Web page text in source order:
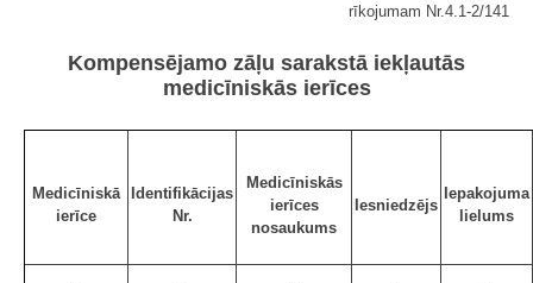
rīkojumam Nr.4.1-2/141
Kompensējamo zāļu sarakstā iekļautās
medicīniskās ierīces
Medicīniskā
ierīce
Identifikācijas
Nr.
Medicīniskās
ierīces
nosaukums
Iesniedzējs
Iepakojuma
lielums